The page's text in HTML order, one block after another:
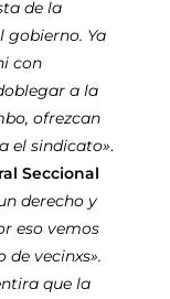
de la
gobierno. Ya
con
a la
ofrezcan
el sindicato».
Seccional
derecho y
eso vemos
vecinxs».
que la